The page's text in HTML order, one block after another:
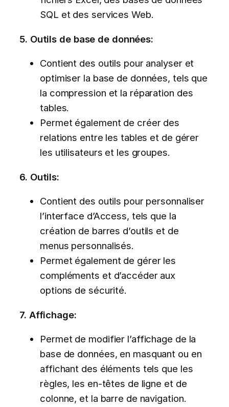
SQL et des services Web.
5. Outils de base de données:
Contient des outils pour analyser et
optimiser la base de données, tels que
la compression et la réparation des
tables.
Permet également de créer des
relations entre les tables et de gérer
les utilisateurs et les groupes.
6. Outils:
Contient des outils pour personnaliser
l’interface d’Access, tels que la
création de barres d’outils et de
menus personnalisés.
Permet également de gérer les
compléments et d’accéder aux
options de sécurité.
7. Affichage:
Permet de modifier l’affichage de la
base de données, en masquant ou en
affichant des éléments tels que les
règles, les en-têtes de ligne et de
colonne, et la barre de navigation.